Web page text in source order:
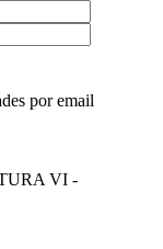
por email